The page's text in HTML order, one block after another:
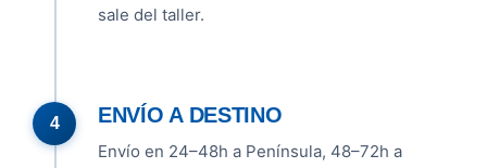
sale del taller.
ENVÍO A DESTINO
Envío en 24–48h a Península, 48–72h a